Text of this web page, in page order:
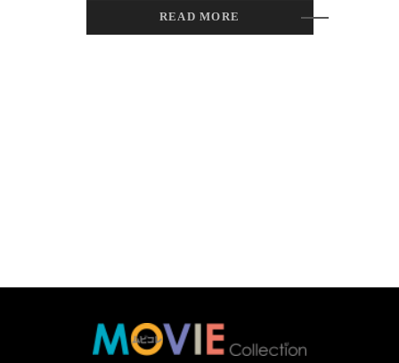
10
#タレントパワーランキング #北川景子
READ MORE